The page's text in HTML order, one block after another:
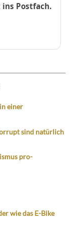
Postfach.
einer
sind natürlich
pro-
wie das E-Bike